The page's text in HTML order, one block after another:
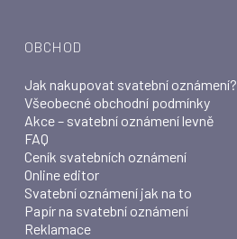
OBCHOD
Jak nakupovat svatební oznámení?
Všeobecné obchodní podmínky
Akce – svatební oznámení levně
FAQ
Ceník svatebních oznámení
Online editor
Svatební oznámení jak na to
Papír na svatební oznámení
Reklamace